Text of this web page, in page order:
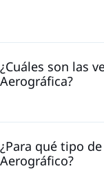
¿Cuáles son las
Aerográfica?
¿Para qué tipo
Aerográfico?